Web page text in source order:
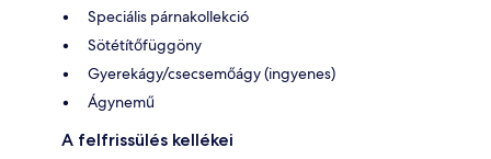
Speciális párnakollekció
Sötétítőfüggöny
Gyerekágy/csecsemőágy (ingyenes)
Ágynemű
A felfrissülés kellékei